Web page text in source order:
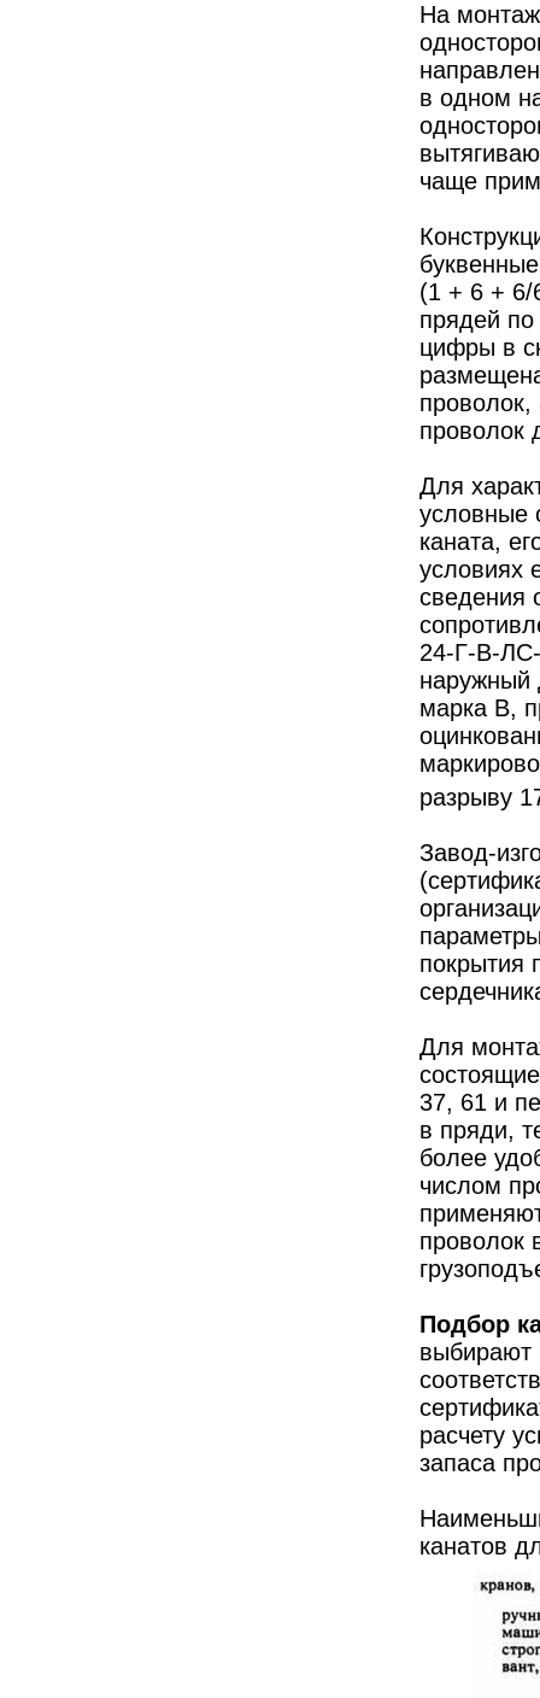
На
в одном
чаще
(1 + 6 + 6/
прядей по
цифры в
проволок
Для
условные
каната,
условиях
сведения
24-Г-В-
наружный
марка В,
разрыву
Завод-
покрытия
Для
37, 61 и
в пряди,
более
числом
проволок
Подбор
выбирают
расчету
запаса
канатов